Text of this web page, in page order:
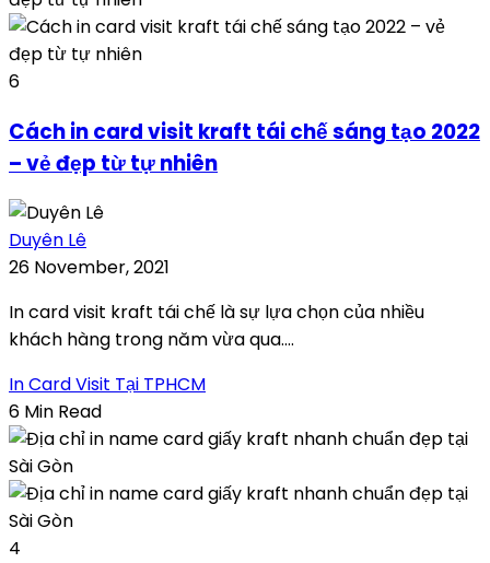
6
Cách in card visit kraft tái chế sáng tạo 2022
– vẻ đẹp từ tự nhiên
Duyên Lê
26 November, 2021
In card visit kraft tái chế là sự lựa chọn của nhiều
khách hàng trong năm vừa qua....
In Card Visit Tại TPHCM
6 Min Read
4